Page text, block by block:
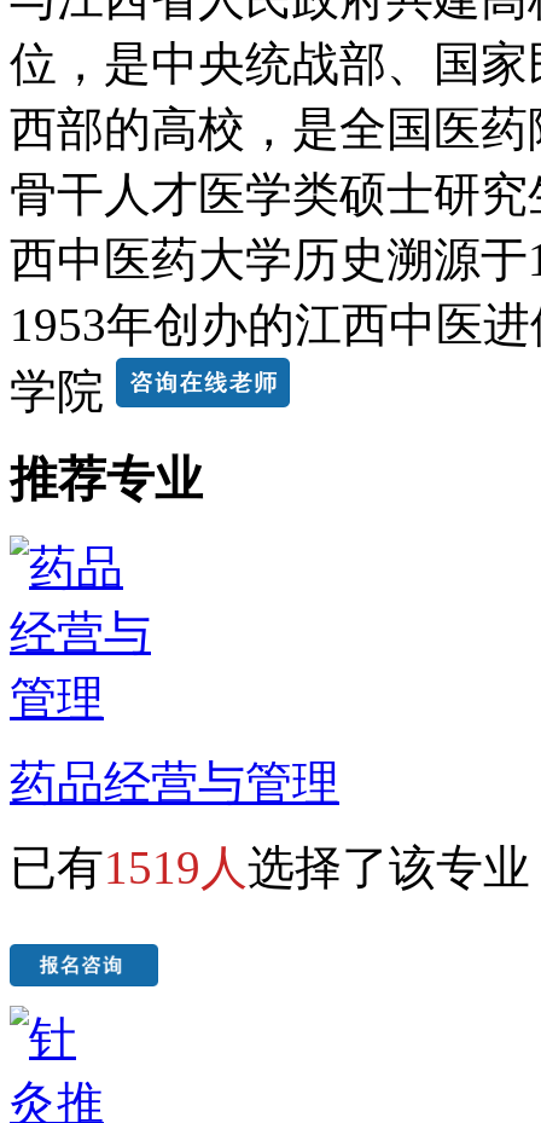
位，是中央统战部、国
西部的高校，是全国医
骨干人才医学类硕士研
西中医药大学历史溯源
1953年创办的江西中医
学院
推荐专业
药品经营与管理
已有1519人选择了该专业